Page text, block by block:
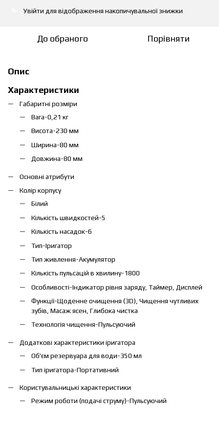
Увійти для відображення накопичувальної знижки
До обраного Порівняти
Опис
Характеристики
Габаритні розміри
Вага-0,21 кг
Висота-230 мм
Ширина-80 мм
Довжина-80 мм
Основні атрибути
Колір корпусу
Білий
Кількість швидкостей-5
Кількість насадок-6
Тип-Іригатор
Тип живлення-Акумулятор
Кількість пульсацій в хвилину-1800
Особливості-Індикатор рівня заряду, Таймер, Дисплей
Функції-Щоденне очищення (3D), Чищення чутливих
зубів, Масаж ясен, Глибока чистка
Технологія чищення-Пульсуючий
Додаткові характеристики іригатора
Об'єм резервуара для води-350 мл
Тип іригатора-Портативний
Користувальницькі характеристики
Режим роботи (подачі струму)-Пульсуючий